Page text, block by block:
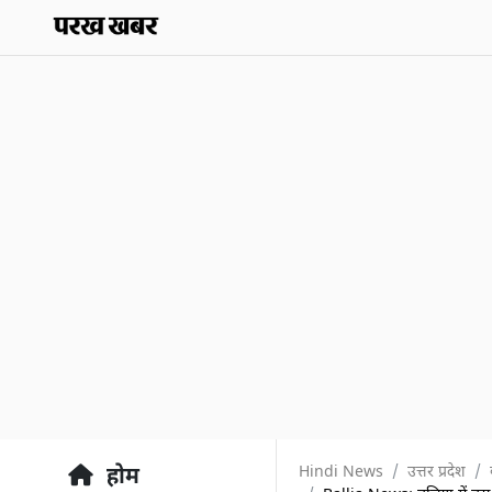
होम
Hindi News उत्तर प्रदेश